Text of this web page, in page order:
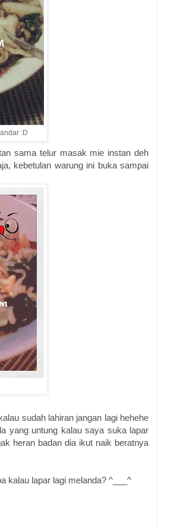
:D
sama telur masak mie instan deh
kebetulan warung ini buka sampai
sudah lahiran jangan lagi hehehe
yang untung kalau saya suka lapar
heran badan dia ikut naik beratnya
kalau lapar lagi melanda? ^___^